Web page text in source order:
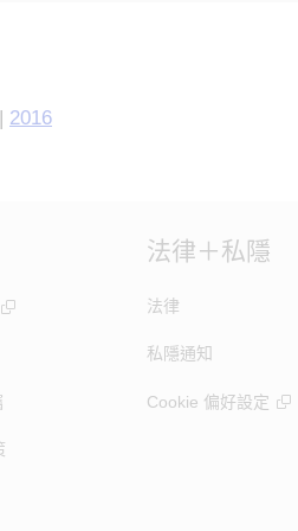
| 2016
法律＋私隱
法律
私隱通知
Cookie 偏好設定